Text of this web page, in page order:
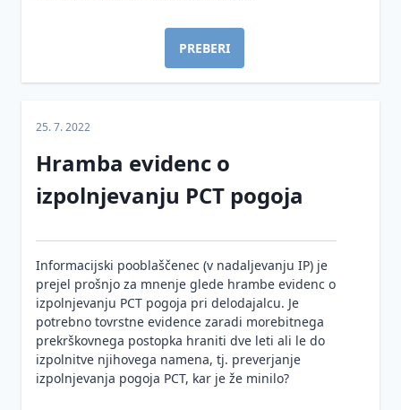
PREBERI
25. 7. 2022
Hramba evidenc o
izpolnjevanju PCT pogoja
Informacijski pooblaščenec (v nadaljevanju IP) je
prejel prošnjo za mnenje glede hrambe evidenc o
izpolnjevanju PCT pogoja pri delodajalcu. Je
potrebno tovrstne evidence zaradi morebitnega
prekrškovnega postopka hraniti dve leti ali le do
izpolnitve njihovega namena, tj. preverjanje
izpolnjevanja pogoja PCT, kar je že minilo?